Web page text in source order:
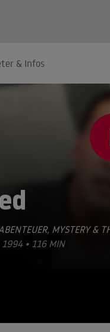
& Infos
, MYSTERY &
1994 • 116 MIN